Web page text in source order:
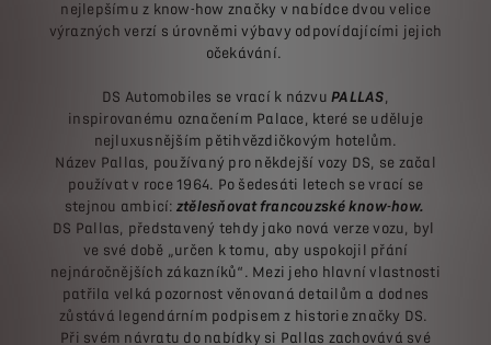
nejlepšímu z know-how značky v nabídce dvou velice
výrazných verzí s úrovněmi výbavy odpovídajícími jejich
očekávání.
DS Automobiles se vrací k názvuPALLAS,
inspirovanému označením Palace, které se uděluje
nejluxusnějším pětihvězdičkovým hotelům.
Název Pallas, používaný pro někdejší vozy DS, se začal
používat v roce 1964. Po šedesáti letech se vrací se
stejnou ambicí: ztělesňovat francouzské know-how.
DS Pallas, představený tehdy jako nová verze vozu, byl
ve své době „určen k tomu, aby uspokojil přání
nejnáročnějších zákazníků“. Mezi jeho hlavní vlastnosti
patřila velká pozornost věnovaná detailům a dodnes
zůstává legendárním podpisem z historie značky DS.
Při svém návratu do nabídky si Pallas zachovává své